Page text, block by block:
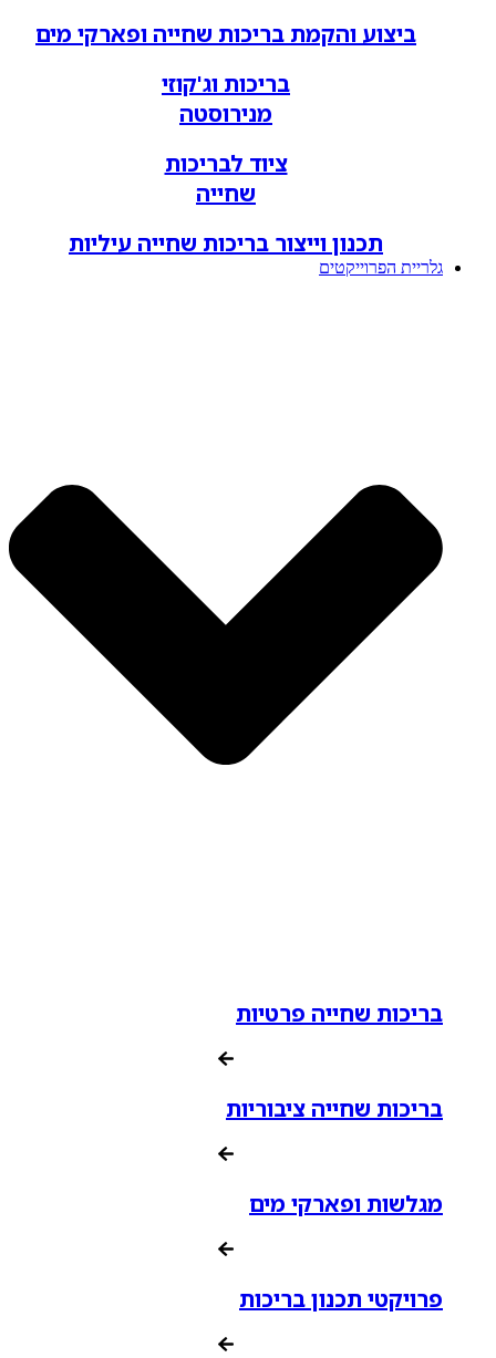
ביצוע והקמת בריכות שחייה ופארקי מים
בריכות וג'קוזי
מנירוסטה
ציוד לבריכות
שחייה
תכנון וייצור בריכות שחייה עיליות
גלריית הפרוייקטים
בריכות שחייה פרטיות
בריכות שחייה ציבוריות
מגלשות ופארקי מים
פרויקטי תכנון בריכות